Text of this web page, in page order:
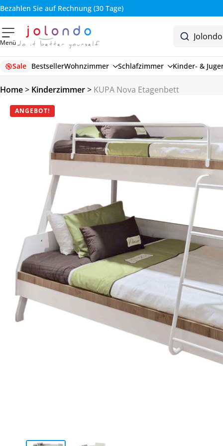
Bezahlen Sie auf Rechnung (30 Tage)
Menü
Sale BestsellerWohnzimmer Schlafzimmer Kinder- &
Home> Kinderzimmer> KUPA Nova Etagenbett
ANGEBOT!